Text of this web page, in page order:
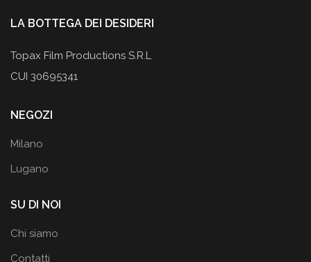
LA BOTTEGA DEI DESIDERI
Topax Film Productions S.R.L
CUI 30695341
NEGOZI
Milano
Lugano
SU DI NOI
Chi siamo
Contatti